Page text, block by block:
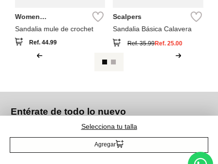
Selecciona tu talla
Agregar
Women
Sandalia mule de crochet
Ref.44.99
Scalpers
Sandalia Básica Calavera
Ref.35.99Ref.25.00
Entérate de todo lo nuevo
Suscribirse